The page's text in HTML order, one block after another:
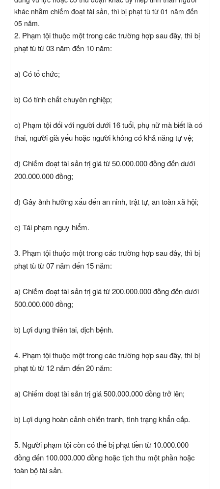
khác nhằm chiếm đoạt tài sản, thì bị phạt tù từ 01 năm đến
05 năm.
2. Phạm tội thuộc một trong các trường hợp sau đây, thì bị
phạt tù từ 03 năm đến 10 năm:
a) Có tổ chức;
b) Có tính chất chuyên nghiệp;
c) Phạm tội đối với người dưới 16 tuổi, phụ nữ mà biết là có
thai, người già yếu hoặc người không có khả năng tự vệ;
d) Chiếm đoạt tài sản trị giá từ 50.000.000 đồng đến dưới
200.000.000 đồng;
đ) Gây ảnh hưởng xấu đến an ninh, trật tự, an toàn xã hội;
e) Tái phạm nguy hiểm.
3. Phạm tội thuộc một trong các trường hợp sau đây, thì bị
phạt tù từ 07 năm đến 15 năm:
a) Chiếm đoạt tài sản trị giá từ 200.000.000 đồng đến dưới
500.000.000 đồng;
b) Lợi dụng thiên tai, dịch bệnh.
4. Phạm tội thuộc một trong các trường hợp sau đây, thì bị
phạt tù từ 12 năm đến 20 năm:
a) Chiếm đoạt tài sản trị giá 500.000.000 đồng trở lên;
b) Lợi dụng hoàn cảnh chiến tranh, tình trạng khẩn cấp.
5. Người phạm tội còn có thể bị phạt tiền từ 10.000.000
đồng đến 100.000.000 đồng hoặc tịch thu một phần hoặc
toàn bộ tài sản.